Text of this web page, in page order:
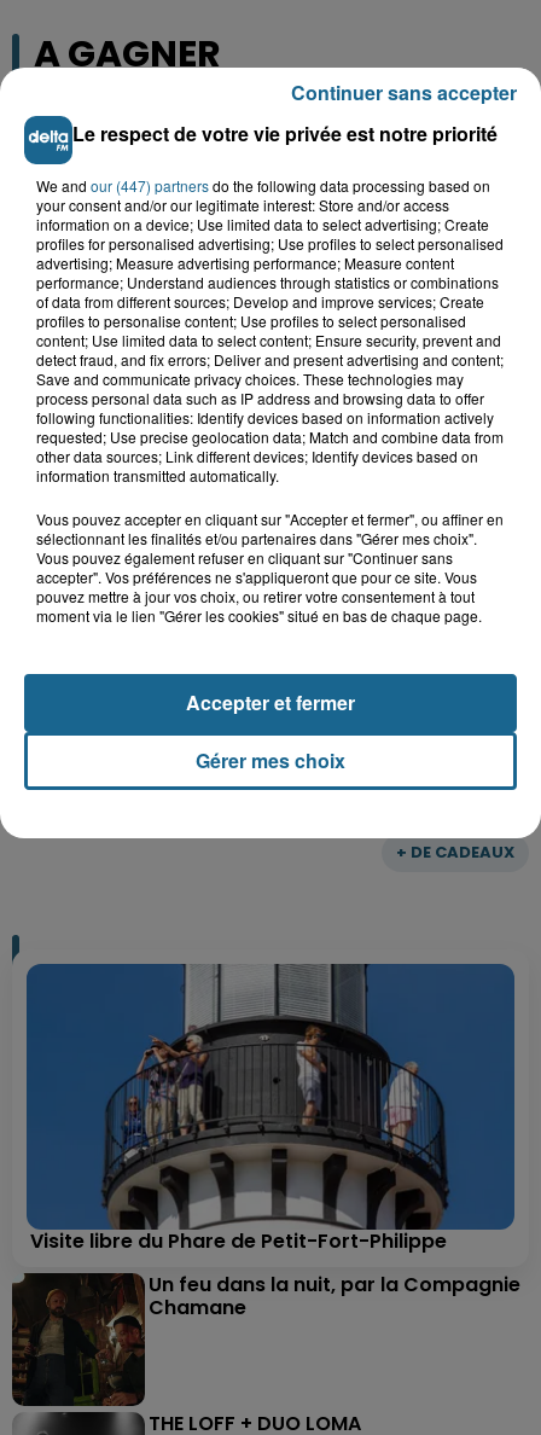
A GAGNER
+ DE CADEAUX
Grand jeu de l'été : les cabines de plages
Gagnez vos entrées pour Dennlys
Parc
Gagnez vos entrées pour le parc
Bagatelle
Gagnez vos entrées pour Plopsaland
Visite libre du Phare de Petit-Fort-Philippe
Un feu dans la nuit, par la Compagnie
Chamane
THE LOFF + DUO LOMA
Le respect de votre vie privée est notre priorité
We and our (447) partnersdo the following data processing based on
your consent and/or our legitimate interest: Store and/or access
information on a device; Use limited data to select advertising; Create
profiles for personalised advertising; Use profiles to select personalised
advertising; Measure advertising performance; Measure content
performance; Understand audiences through statistics or combinations
of data from different sources; Develop and improve services; Create
profiles to personalise content; Use profiles to select personalised
content; Use limited data to select content; Ensure security, prevent and
detect fraud, and fix errors; Deliver and present advertising and content;
Save and communicate privacy choices. These technologies may
process personal data such as IP address and browsing data to offer
following functionalities: Identify devices based on information actively
requested; Use precise geolocation data; Match and combine data from
other data sources; Link different devices; Identify devices based on
information transmitted automatically.
Vous pouvez accepter en cliquant sur "Accepter et fermer", ou affiner en
sélectionnant les finalités et/ou partenaires dans "Gérer mes choix".
Vous pouvez également refuser en cliquant sur "Continuer sans
accepter". Vos préférences ne s'appliqueront que pour ce site. Vous
pouvez mettre à jour vos choix, ou retirer votre consentement à tout
moment via le lien "Gérer les cookies" situé en bas de chaque page.
Gérer mes choix
Accepter et fermer
Continuer sans accepter